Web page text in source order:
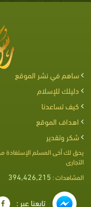
ساهم في نشر الموقع
دليلك للإسلام
كيف تساعدنا
اهداف الموقع
شكر وتقدير
يحق لك أخى المسلم الإستفادة
التجارى
المشاهدات : 394,426,215
تابعنا عبر :